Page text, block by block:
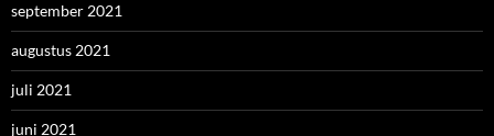
september 2021
augustus 2021
juli 2021
juni 2021